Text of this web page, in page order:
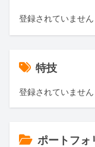
登録されていません
特技
登録されていません
ポートフォ